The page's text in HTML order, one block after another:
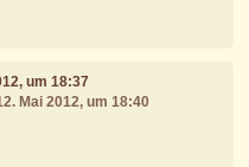
um 18:37
Mai 2012, um 18:40